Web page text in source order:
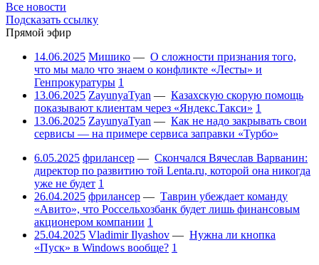
Все новости
Подсказать ссылку
Прямой эфир
14.06.2025 Мишико — О сложности признания того,
что мы мало что знаем о конфликте «Лесты» и
Генпрокуратуры 1
13.06.2025 ZayunyaTyan — Казахскую скорую помощь
показывают клиентам через «Яндекс.Такси» 1
13.06.2025 ZayunyaTyan — Как не надо закрывать свои
сервисы — на примере сервиса заправки «Турбо»
6.05.2025 фрилансер — Скончался Вячеслав Варванин:
директор по развитию той Lenta.ru, которой она никогда
уже не будет 1
26.04.2025 фрилансер — Таврин убеждает команду
«Авито», что Россельхозбанк будет лишь финансовым
акционером компании 1
25.04.2025 Vladimir Ilyashov — Нужна ли кнопка
«Пуск» в Windows вообще? 1